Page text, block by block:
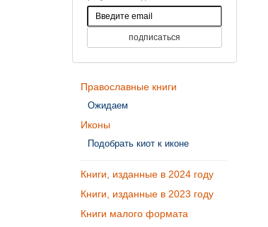
Православные книги
Ожидаем
Иконы
Подобрать киот к иконе
Книги, изданные в 2024 году
Книги, изданные в 2023 году
Книги малого формата